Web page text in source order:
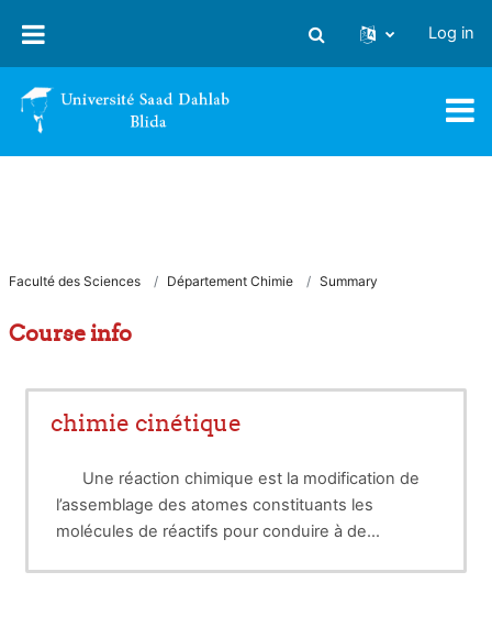
Toggle search input
Log in
Faculté des Sciences Département Chimie Summary
Course info
chimie cinétique
Une réaction chimique est la modification de
l’assemblage des atomes constituants les
molécules de réactifs pour conduire à de